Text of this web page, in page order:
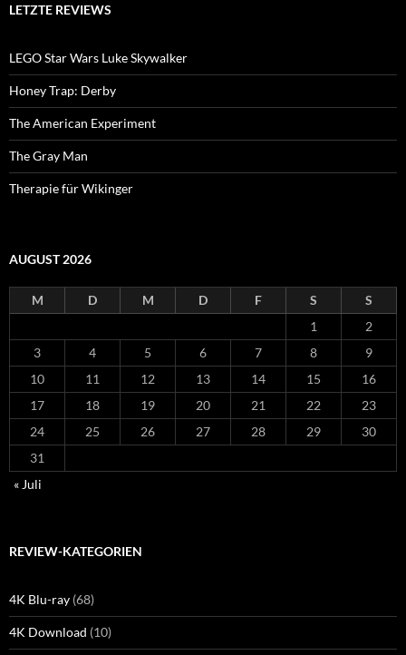
LETZTE REVIEWS
LEGO Star Wars Luke Skywalker
Honey Trap: Derby
The American Experiment
The Gray Man
Therapie für Wikinger
AUGUST 2026
M D M D F S
S
1
2
3
4 5 6 7 8
9
10
11 12 13 14 15
16
17
18 19 20 21 22
23
24
25 26 27 28 29
30
31
« Juli
REVIEW-KATEGORIEN
4K Blu-ray (68)
4K Download (10)